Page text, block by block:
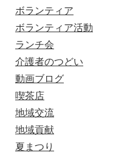
ボランティア
ボランティア活動
ランチ会
介護者のつどい
動画ブログ
喫茶店
地域交流
地域貢献
夏まつり